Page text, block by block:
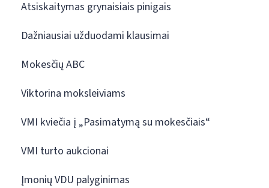
Atsiskaitymas grynaisiais pinigais
Dažniausiai užduodami klausimai
Mokesčių ABC
Viktorina moksleiviams
VMI kviečia į „Pasimatymą su mokesčiais“
VMI turto aukcionai
Įmonių VDU palyginimas